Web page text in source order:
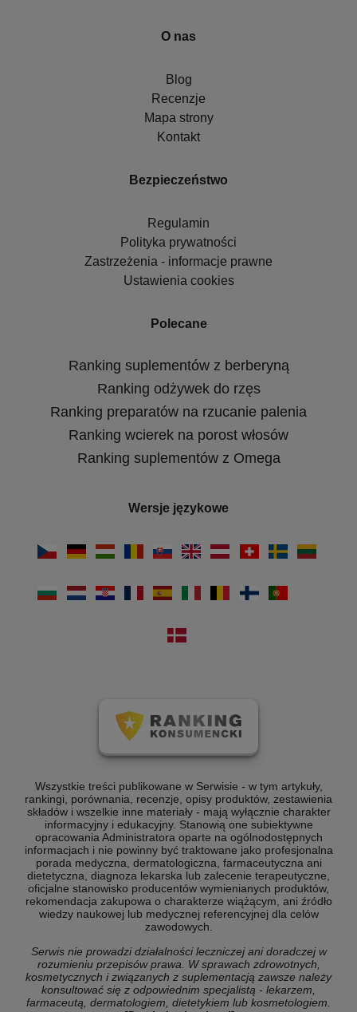
O nas
Blog
Recenzje
Mapa strony
Kontakt
Bezpieczeństwo
Regulamin
Polityka prywatności
Zastrzeżenia - informacje prawne
Ustawienia cookies
Polecane
Ranking suplementów z berberyną
Ranking odżywek do rzęs
Ranking preparatów na rzucanie palenia
Ranking wcierek na porost włosów
Ranking suplementów z Omega
Wersje językowe
Wszystkie treści publikowane w Serwisie - w tym artykuły,
rankingi, porównania, recenzje, opisy produktów, zestawienia
składów i wszelkie inne materiały - mają wyłącznie charakter
informacyjny i edukacyjny. Stanowią one subiektywne
opracowania Administratora oparte na ogólnodostępnych
informacjach i nie powinny być traktowane jako profesjonalna
porada medyczna, dermatologiczna, farmaceutyczna ani
dietetyczna, diagnoza lekarska lub zalecenie terapeutyczne,
oficjalne stanowisko producentów wymienianych produktów,
rekomendacja zakupowa o charakterze wiążącym, ani źródło
wiedzy naukowej lub medycznej referencyjnej dla celów
zawodowych.
Serwis nie prowadzi działalności leczniczej ani doradczej w
rozumieniu przepisów prawa. W sprawach zdrowotnych,
kosmetycznych i związanych z suplementacją zawsze należy
konsultować się z odpowiednim specjalistą - lekarzem,
farmaceutą, dermatologiem, dietetykiem lub kosmetologiem.